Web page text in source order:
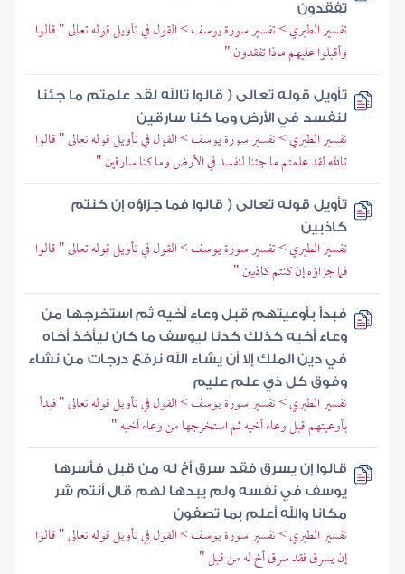
تفقدون
تفسير الطبري > تفسير سورة يوسف > القول في تأويل قوله تعالى " قالوا
وأقبلوا عليهم ماذا تفقدون "
تأويل قوله تعالى ( قالوا تالله لقد علمتم ما جئنا
لنفسد في الأرض وما كنا سارقين
تفسير الطبري > تفسير سورة يوسف > القول في تأويل قوله تعالى " قالوا
تالله لقد علمتم ما جئنا لنفسد في الأرض وما كنا سارقين "
تأويل قوله تعالى ( قالوا فما جزاؤه إن كنتم
كاذبين
تفسير الطبري > تفسير سورة يوسف > القول في تأويل قوله تعالى " قالوا
فما جزاؤه إن كنتم كاذبين "
فبدأ بأوعيتهم قبل وعاء أخيه ثم استخرجها من
وعاء أخيه كذلك كدنا ليوسف ما كان ليأخذ أخاه
في دين الملك إلا أن يشاء الله نرفع درجات من نشاء
وفوق كل ذي علم عليم
تفسير الطبري > تفسير سورة يوسف > القول في تأويل قوله تعالى " فبدأ
بأوعيتهم قبل وعاء أخيه ثم استخرجها من وعاء أخيه "
قالوا إن يسرق فقد سرق أخ له من قبل فأسرها
يوسف في نفسه ولم يبدها لهم قال أنتم شر
مكانا والله أعلم بما تصفون
تفسير الطبري > تفسير سورة يوسف > القول في تأويل قوله تعالى " قالوا
إن يسرق فقد سرق أخ له من قبل "